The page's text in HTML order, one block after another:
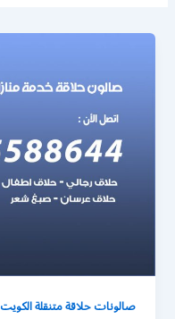
صالونات حلاقة متنقلة الكويت